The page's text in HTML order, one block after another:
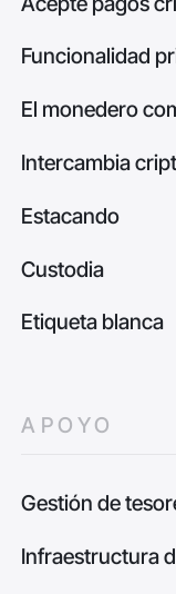
Funcionalidad
El monedero
Intercambia
Estacando
Custodia
Etiqueta blanca
APOYO
Gestión de
Infraestructura